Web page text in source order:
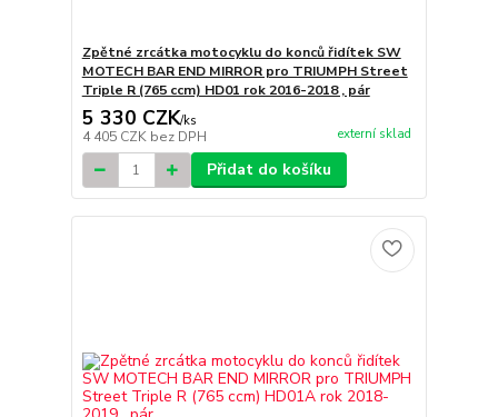
Zpětné zrcátka motocyklu do konců řidítek SW
MOTECH BAR END MIRROR pro TRIUMPH Street
Triple R (765 ccm) HD01 rok 2016-2018 , pár
5 330 CZK/ks
4 405 CZK bez DPH externí sklad
Přidat do košíku